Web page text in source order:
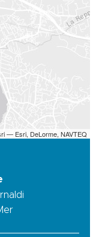
— Esri, DeLorme, NAVTEQ